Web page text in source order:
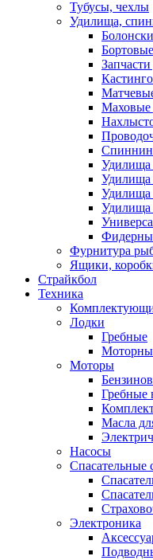
Тубусы, чехлы
Удилища,
Маховые
Удилища
Удилища
Удилища
Удилища
Фурнитура
Ящики,
Страйкбол
Техника
Лодки
Гребные
Моторы
Гребные
Масла
Насосы
Спасательные
Электроника